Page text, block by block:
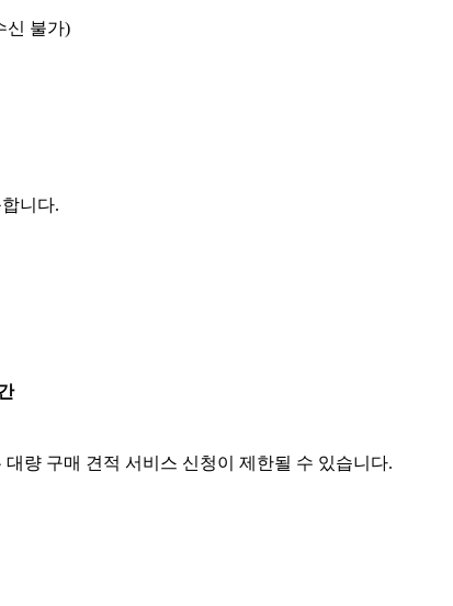
신 불가)
니다.
량 구매 견적 서비스 신청이 제한될 수 있습니다.